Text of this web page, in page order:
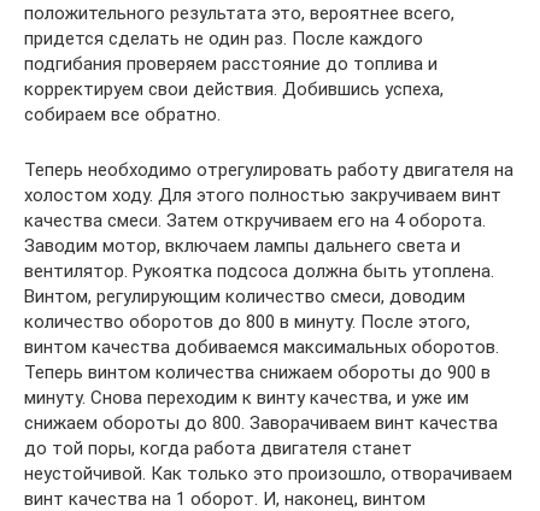
положительного результата это, вероятнее всего,
придется сделать не один раз. После каждого
подгибания проверяем расстояние до топлива и
корректируем свои действия. Добившись успеха,
собираем все обратно.
Теперь необходимо отрегулировать работу двигателя на
холостом ходу. Для этого полностью закручиваем винт
качества смеси. Затем откручиваем его на 4 оборота.
Заводим мотор, включаем лампы дальнего света и
вентилятор. Рукоятка подсоса должна быть утоплена.
Винтом, регулирующим количество смеси, доводим
количество оборотов до 800 в минуту. После этого,
винтом качества добиваемся максимальных оборотов.
Теперь винтом количества снижаем обороты до 900 в
минуту. Снова переходим к винту качества, и уже им
снижаем обороты до 800. Заворачиваем винт качества
до той поры, когда работа двигателя станет
неустойчивой. Как только это произошло, отворачиваем
винт качества на 1 оборот. И, наконец, винтом